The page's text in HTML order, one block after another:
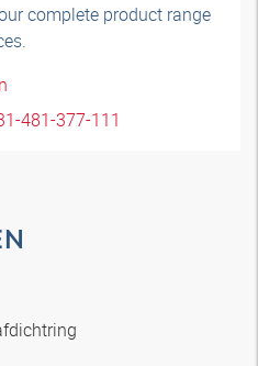
complete product range
481-377-111